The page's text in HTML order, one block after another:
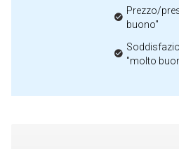
Prezzo/
buono"
"molto